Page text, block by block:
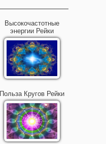
Высокочастотные
энергии Рейки
Польза Кругов Рейки